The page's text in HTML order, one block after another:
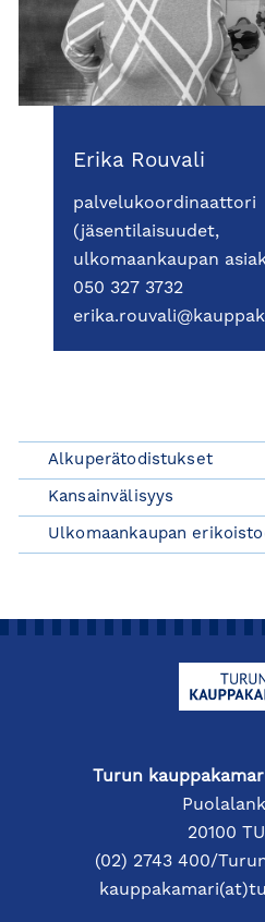
Alkuperätodistukset
Kansainvälisyys
Ulkomaankaupan
Erika Rouvali
palvelukoordinaattori
(jäsentilaisuudet,
ulkomaankaupan
050 327 3732
Turun
20100
(02) 2743 400/